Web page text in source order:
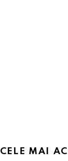
CELE MAI